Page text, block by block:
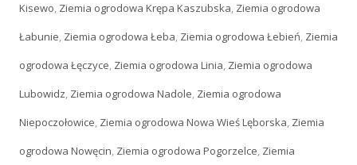
Kisewo, Ziemia ogrodowa Krępa Kaszubska, Ziemia ogrodowa
Łabunie, Ziemia ogrodowa Łeba, Ziemia ogrodowa Łebień, Ziemia
ogrodowa Łęczyce, Ziemia ogrodowa Linia, Ziemia ogrodowa
Lubowidz, Ziemia ogrodowa Nadole, Ziemia ogrodowa
Niepoczołowice, Ziemia ogrodowa Nowa Wieś Lęborska, Ziemia
ogrodowa Nowęcin, Ziemia ogrodowa Pogorzelce, Ziemia